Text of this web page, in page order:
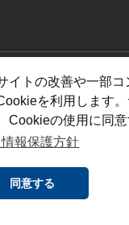
イトの改善や一部コ
を利用します。
Cookieの使用に同意
報保護方針
同意する